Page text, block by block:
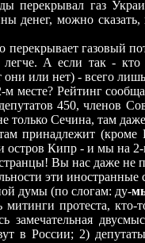
перекрывал газ
денег, можно
перекрывает газовый
А если так - кто
или нет) - всего
месте? Рейтинг
450, членов
только Сечина, там
принадлежит (кроме
остров Кипр -и мы на 2-
Вы нас даже не
эти иностранные
думы (по слогам: ду-
митинги протеста,
в России; 2)